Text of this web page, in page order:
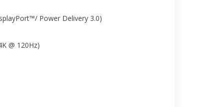
Power Delivery 3.0)
@ 120Hz)